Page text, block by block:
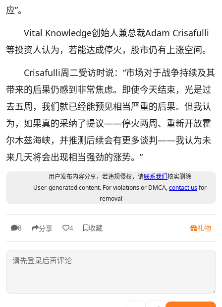
应”。
Vital Knowledge创始人兼总裁Adam Crisafulli
等投资人认为，若能达成停火，股市仍有上涨空间。
Crisafulli周二受访时说：“市场对于战争持续及其
带来的后果仍感到非常焦虑。即使今天结束，光是过
去五周，我们就已经能预见相当严重的后果。但我认
为，如果真的采纳了提议——停火两周、重新开放霍
尔木兹海峡，并推测后续会有更多谈判——我认为未
来几天将会出现相当强劲的涨势。”
用户发布内容分享，若违规侵权，请联系我们核实删除
User-generated content. For violations or DMCA,contact usfor
removal
8 分享 4 收藏 礼物